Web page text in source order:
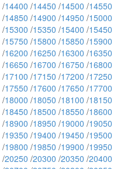
/14400 /14450 /14500 /14550
/14850 /14900 /14950 /15000
/15300 /15350 /15400 /15450
/15750 /15800 /15850 /15900
/16200 /16250 /16300 /16350
/16650 /16700 /16750 /16800
/17100 /17150 /17200 /17250
/17550 /17600 /17650 /17700
/18000 /18050 /18100 /18150
/18450 /18500 /18550 /18600
/18900 /18950 /19000 /19050
/19350 /19400 /19450 /19500
/19800 /19850 /19900 /19950
/20250 /20300 /20350 /20400